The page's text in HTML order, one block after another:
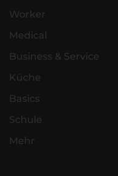
Worker
Medical
Business & Service
Küche
Basics
Schule
Mehr